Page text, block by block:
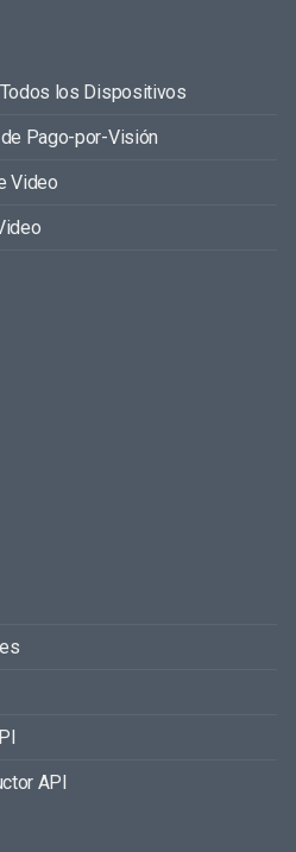
los Dispositivos
Pago-por-Visión
Video
API